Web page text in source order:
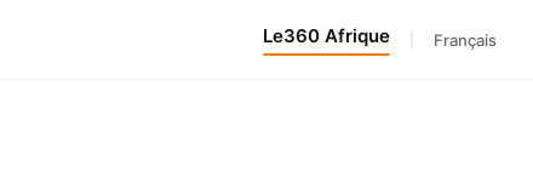
Le360 Afrique Français